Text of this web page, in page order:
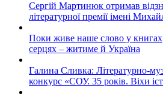
Сергій Мартинюк отримав
літературної премії імені
Поки живе наше слово у
серцях – житиме й Україна
Галина Сливка: Літературно-
конкурс «СОУ. 35 років. Віхи